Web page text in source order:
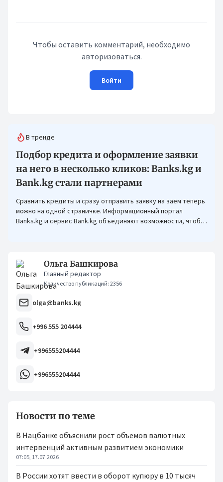
Чтобы оставить комментарий, необходимо
авторизоваться.
Войти
В тренде
Подбор кредита и оформление заявки
на него в несколько кликов: Banks.kg и
Bank.kg стали партнерами
Сравнить кредиты и сразу отправить заявку на заем теперь
можно на одной страничке. Информационный портал
Banks.kg и сервис Bank.kg объединяют возможности, чтобы
Ольга Башкирова
Главный редактор
Количество публикаций: 2356
olga@banks.kg
+996 555 204444
+996555204444
+996555204444
Новости по теме
В Нацбанке объяснили рост объемов валютных
интервенций активным развитием экономики
07:05, 17.07.2026
В России хотят ввести в оборот купюру в 10 тысяч